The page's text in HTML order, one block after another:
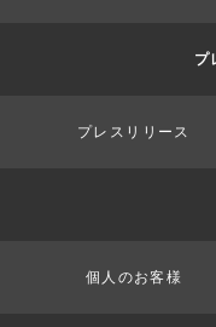
プ
プレスリリース
個人のお客様